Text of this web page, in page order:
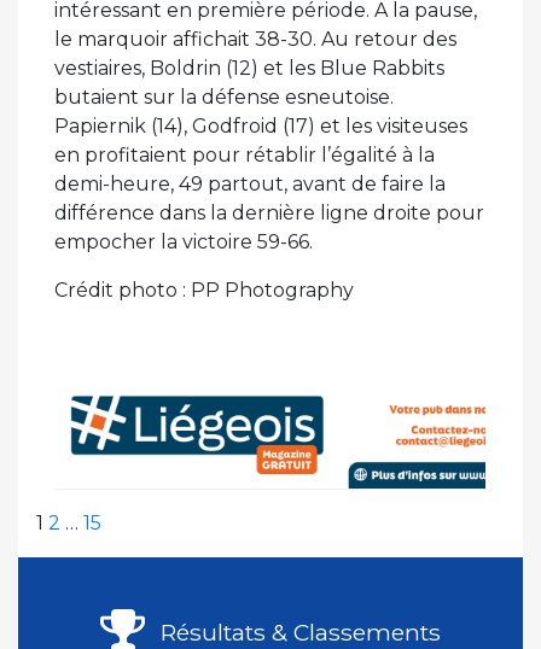
intéressant en première période. A la pause,
le marquoir affichait 38-30. Au retour des
vestiaires, Boldrin (12) et les Blue Rabbits
butaient sur la défense esneutoise.
Papiernik (14), Godfroid (17) et les visiteuses
en profitaient pour rétablir l’égalité à la
demi-heure, 49 partout, avant de faire la
différence dans la dernière ligne droite pour
empocher la victoire 59-66.
Crédit photo : PP Photography
Pagination
des
publications
Page
1 Page
2 … Page
15
Résultats & Classements